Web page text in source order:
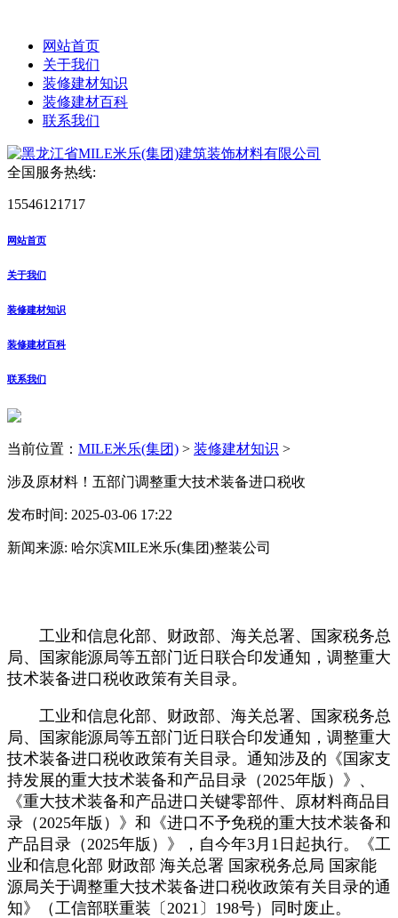
网站首页
关于我们
装修建材知识
装修建材百科
联系我们
全国服务热线:
15546121717
网站首页
关于我们
装修建材知识
装修建材百科
联系我们
当前位置： MILE米乐(集团) > 装修建材知识 >
涉及原材料！五部门调整重大技术装备进口税收
发布时间: 2025-03-06 17:22
新闻来源: 哈尔滨MILE米乐(集团)整装公司
工业和信息化部、财政部、海关总署、国家税务总
局、国家能源局等五部门近日联合印发通知，调整重大
技术装备进口税收政策有关目录。
工业和信息化部、财政部、海关总署、国家税务总
局、国家能源局等五部门近日联合印发通知，调整重大
技术装备进口税收政策有关目录。通知涉及的《国家支
持发展的重大技术装备和产品目录（2025年版）》、
《重大技术装备和产品进口关键零部件、原材料商品目
录（2025年版）》和《进口不予免税的重大技术装备和
产品目录（2025年版）》，自今年3月1日起执行。《工
业和信息化部 财政部 海关总署 国家税务总局 国家能
源局关于调整重大技术装备进口税收政策有关目录的通
知》（工信部联重装〔2021〕198号）同时废止。